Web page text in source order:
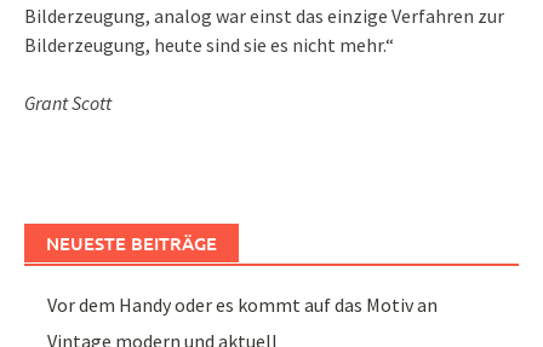
Bilderzeugung, analog war einst das einzige Verfahren zur
Bilderzeugung, heute sind sie es nicht mehr.“
Grant Scott
NEUESTE BEITRÄGE
Vor dem Handy oder es kommt auf das Motiv an
Vintage modern und aktuell